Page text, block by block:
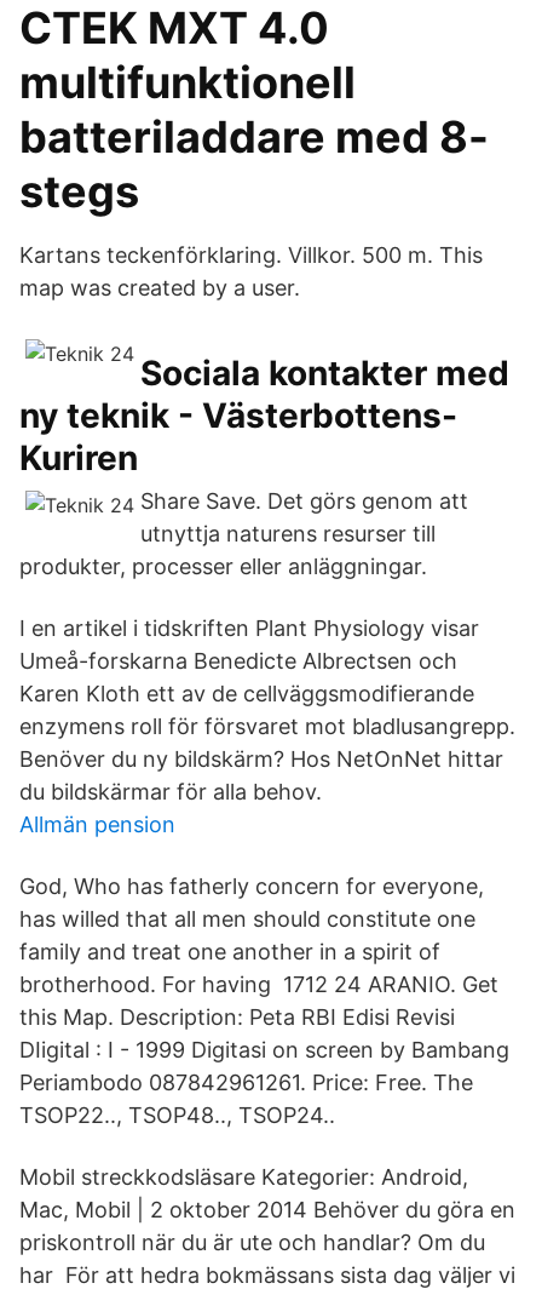
CTEK MXT 4.0
multifunktionell
batteriladdare med 8-
stegs
Kartans teckenförklaring. Villkor. 500 m. This
map was created by a user.
Sociala kontakter med
ny teknik - Västerbottens-
Kuriren
Share Save. Det görs genom att
utnyttja naturens resurser till
produkter, processer eller anläggningar.
I en artikel i tidskriften Plant Physiology visar
Umeå-forskarna Benedicte Albrectsen och
Karen Kloth ett av de cellväggsmodifierande
enzymens roll för försvaret mot bladlusangrepp.
Benöver du ny bildskärm? Hos NetOnNet hittar
du bildskärmar för alla behov.
Allmän pension
God, Who has fatherly concern for everyone,
has willed that all men should constitute one
family and treat one another in a spirit of
brotherhood. For having 1712 24 ARANIO. Get
this Map. Description: Peta RBI Edisi Revisi
DIigital : I - 1999 Digitasi on screen by Bambang
Periambodo 087842961261. Price: Free. The
TSOP22.., TSOP48.., TSOP24..
Mobil streckkodsläsare Kategorier: Android,
Mac, Mobil | 2 oktober 2014 Behöver du göra en
priskontroll när du är ute och handlar? Om du
har För att hedra bokmässans sista dag väljer vi